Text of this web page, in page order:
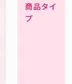
商品タイ
プ